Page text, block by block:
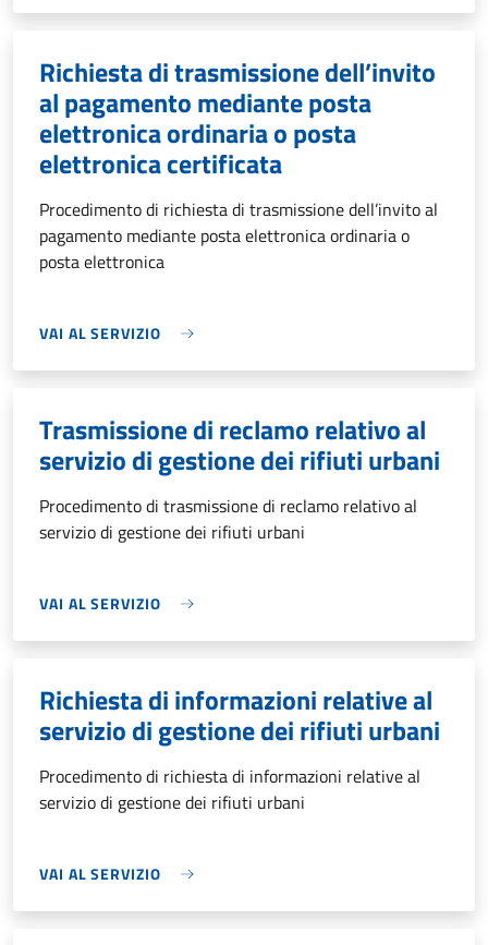
Richiesta di trasmissione dell’invito
al pagamento mediante posta
elettronica ordinaria o posta
elettronica certificata
Procedimento di richiesta di trasmissione dell’invito al
pagamento mediante posta elettronica ordinaria o
posta elettronica
VAI AL SERVIZIO
Trasmissione di reclamo relativo al
servizio di gestione dei rifiuti urbani
Procedimento di trasmissione di reclamo relativo al
servizio di gestione dei rifiuti urbani
VAI AL SERVIZIO
Richiesta di informazioni relative al
servizio di gestione dei rifiuti urbani
Procedimento di richiesta di informazioni relative al
servizio di gestione dei rifiuti urbani
VAI AL SERVIZIO